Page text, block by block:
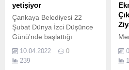
yetişiyor
Çankaya Belediyesi 22
Şubat Dünya İzci Düşünce
Günü'nde başlattığı
(ÇİP) eğitimlerine devam
ediyor.
10.04.2022
0
239